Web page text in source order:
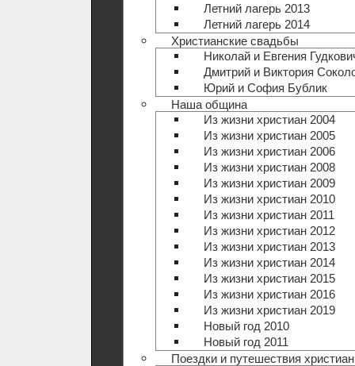
Летний лагерь 2013
Летний лагерь 2014
Христианские свадьбы
Николай и Евгения
Дмитрий и Виктория
Юрий и София Бублик
Наша община
Из жизни христиан 2004
Из жизни христиан 2005
Из жизни христиан 2006
Из жизни христиан 2008
Из жизни христиан 2009
Из жизни христиан 2010
Из жизни христиан 2011
Из жизни христиан 2012
Из жизни христиан 2013
Из жизни христиан 2014
Из жизни христиан 2015
Из жизни христиан 2016
Из жизни христиан 2019
Новый год 2010
Новый год 2011
Поездки и путешествия христиан